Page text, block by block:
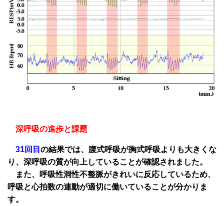
深呼吸の進歩と課題
31回目 の結果では、腹式呼吸が胸式呼吸よりも大きくな
り、深呼吸の質が向上していることが確認されました。
また、呼吸性洞性不整脈がきれいに反応しているため、
呼吸と心拍数の連動が適切に働いていることが分かりま
す。